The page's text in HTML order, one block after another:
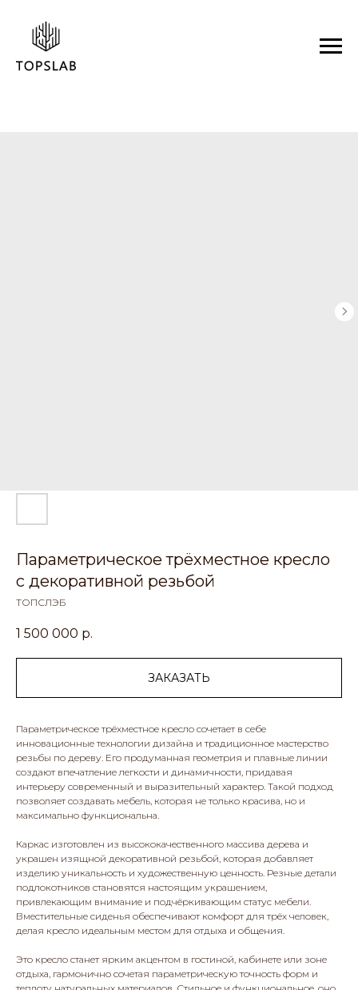
Параметрическое трёхместное кресло
с декоративной резьбой
ТОПСЛЭБ
1 500 000 р.
ЗАКАЗАТЬ
Параметрическое трёхместное кресло сочетает в себе
инновационные технологии дизайна и традиционное мастерство
резьбы по дереву. Его продуманная геометрия и плавные линии
создают впечатление легкости и динамичности, придавая
интерьеру современный и выразительный характер. Такой подход
позволяет создавать мебель, которая не только красива, но и
максимально функциональна.
Каркас изготовлен из высококачественного массива дерева и
украшен изящной декоративной резьбой, которая добавляет
изделию уникальность и художественную ценность. Резные детали
подлокотников становятся настоящим украшением,
привлекающим внимание и подчёркивающим статус мебели.
Вместительные сиденья обеспечивают комфорт для трёх человек,
делая кресло идеальным местом для отдыха и общения.
Это кресло станет ярким акцентом в гостиной, кабинете или зоне
отдыха, гармонично сочетая параметрическую точность форм и